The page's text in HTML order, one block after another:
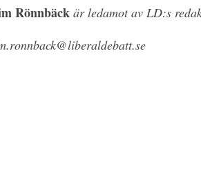
Rönnbäckär ledamot av LD:s